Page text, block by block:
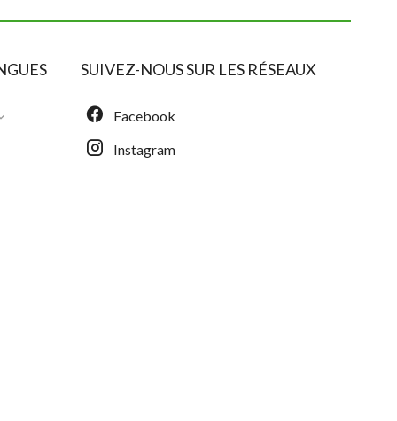
SUIVEZ-NOUS SUR LES RÉSEAUX
Facebook
Instagram